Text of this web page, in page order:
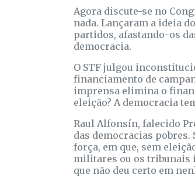
Agora discute-se no
nada. Lançaram a ideia
partidos, afastando-os
democracia.
O STF julgou
financiamento de
imprensa elimina o
eleição? A democracia
Raul Alfonsín, falecido
das democracias
força, em que, sem
militares ou os tribunais
que não deu certo em